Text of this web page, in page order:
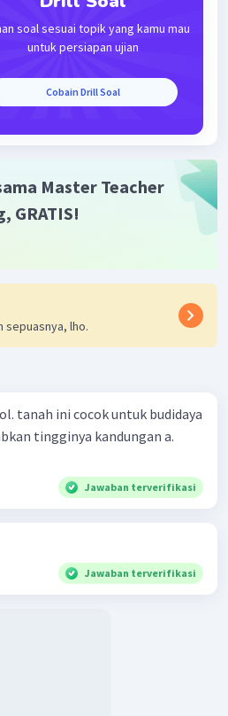
soal sesuai topik yang kamu mau
untuk persiapan ujian
Cobain Drill Soal
Master Teacher
GRATIS!
sepuasnya, lho.
tanah ini cocok untuk budidaya
tingginya kandungan a.
Jawaban terverifikasi
Jawaban terverifikasi